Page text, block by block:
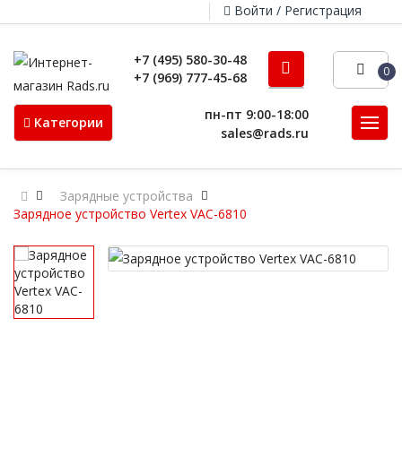
Войти / Регистрация
+7 (495) 580-30-48
+7 (969) 777-45-68
0
Категории
пн-пт 9:00-18:00
sales@rads.ru
Зарядные устройства
Зарядное устройство Vertex VAC-6810